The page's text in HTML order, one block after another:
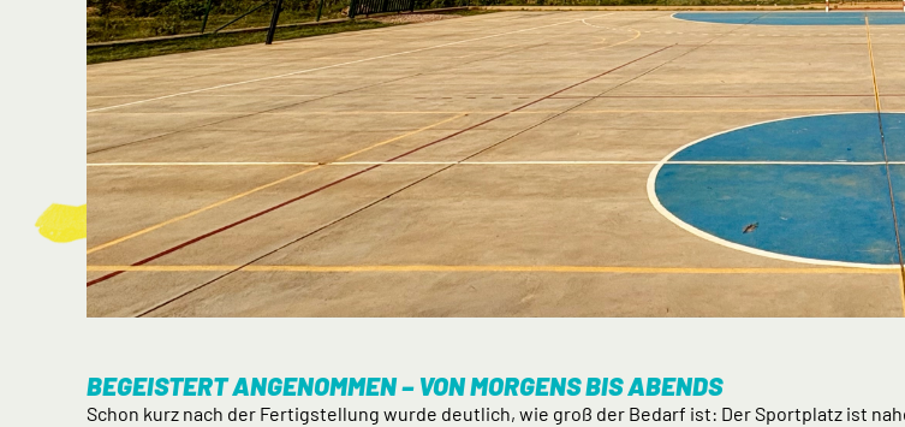
BEGEISTERT ANGENOMMEN – VON MORGENS BIS ABENDS
Schon kurz nach der Fertigstellung wurde deutlich, wie groß der Bedarf ist: Der Sportplatz ist